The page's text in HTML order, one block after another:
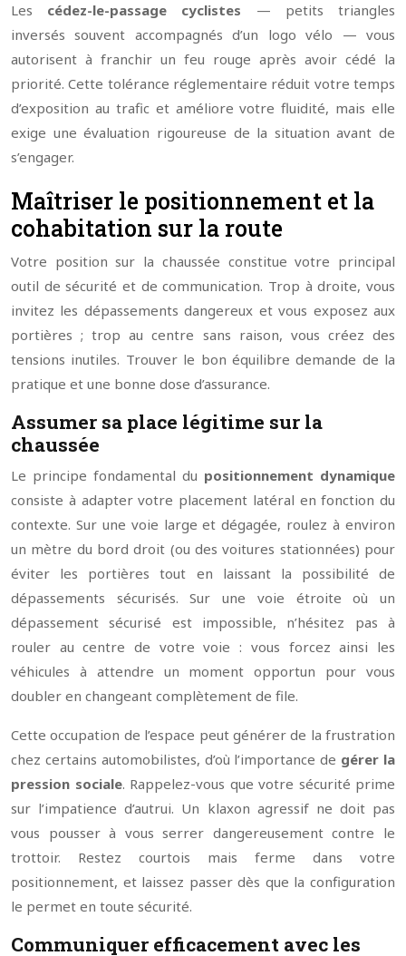
Les cédez-le-passage cyclistes — petits triangles
inversés souvent accompagnés d’un logo vélo — vous
autorisent à franchir un feu rouge après avoir cédé la
priorité. Cette tolérance réglementaire réduit votre temps
d’exposition au trafic et améliore votre fluidité, mais elle
exige une évaluation rigoureuse de la situation avant de
s’engager.
Maîtriser le positionnement et la
cohabitation sur la route
Votre position sur la chaussée constitue votre principal
outil de sécurité et de communication. Trop à droite, vous
invitez les dépassements dangereux et vous exposez aux
portières ; trop au centre sans raison, vous créez des
tensions inutiles. Trouver le bon équilibre demande de la
pratique et une bonne dose d’assurance.
Assumer sa place légitime sur la
chaussée
Le principe fondamental du positionnement dynamique
consiste à adapter votre placement latéral en fonction du
contexte. Sur une voie large et dégagée, roulez à environ
un mètre du bord droit (ou des voitures stationnées) pour
éviter les portières tout en laissant la possibilité de
dépassements sécurisés. Sur une voie étroite où un
dépassement sécurisé est impossible, n’hésitez pas à
rouler au centre de votre voie : vous forcez ainsi les
véhicules à attendre un moment opportun pour vous
doubler en changeant complètement de file.
Cette occupation de l’espace peut générer de la frustration
chez certains automobilistes, d’où l’importance de gérer la
pression sociale. Rappelez-vous que votre sécurité prime
sur l’impatience d’autrui. Un klaxon agressif ne doit pas
vous pousser à vous serrer dangereusement contre le
trottoir. Restez courtois mais ferme dans votre
positionnement, et laissez passer dès que la configuration
le permet en toute sécurité.
Communiquer efficacement avec les